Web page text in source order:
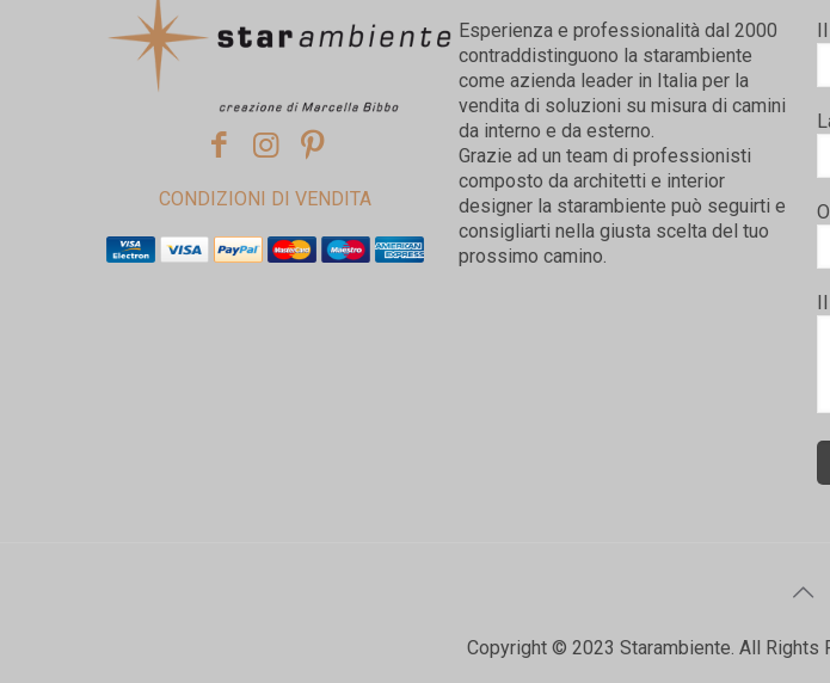
CONDIZIONI DI VENDITA
Esperienza e professionalità dal 2000
contraddistinguono la starambiente
come azienda leader in Italia per la
vendita di soluzioni su misura di camini
da interno e da esterno.
Grazie ad un team di professionisti
composto da architetti e interior
designer la starambiente può seguirti e
consigliarti nella giusta scelta del tuo
prossimo camino.
Copyright © 2023 Starambiente. All Rights